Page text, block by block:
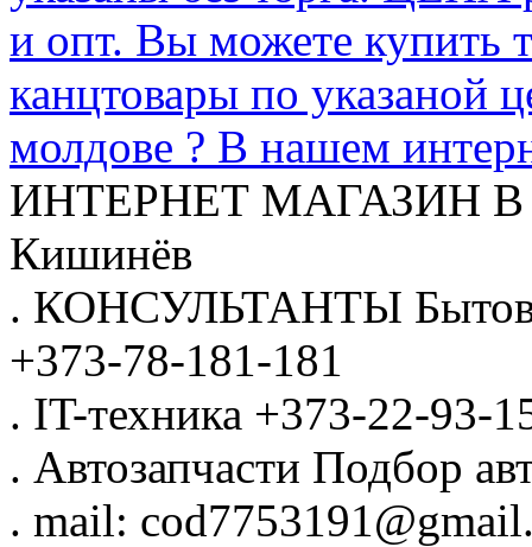
и опт. Вы можете купить
канцтовары по указаной
молдове ? В нашем
ИНТЕРНЕТ МАГАЗИН
Кишинёв
. КОНСУЛЬТАНТЫ
+373-78-181-181
. IT-техника +373-22-93-
. Автозапчасти Подбор
. mail: